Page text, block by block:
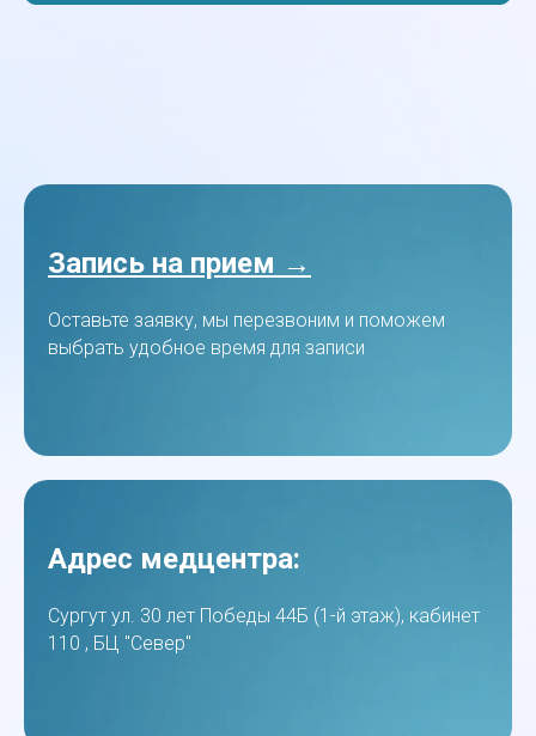
Запись на прием →
Оставьте заявку, мы перезвоним и поможем
выбрать удобное время для записи
Адрес медцентра:
Сургут ул. 30 лет Победы 44Б (1-й этаж), кабинет
110 , БЦ "Север"